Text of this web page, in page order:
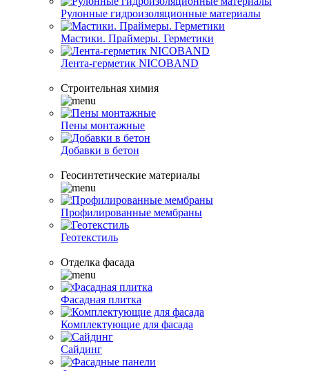
Рулонные гидроизоляционные материалы
Мастики. Праймеры. Герметики
Лента-герметик NICOBAND
Строительная химия
Пены монтажные
Добавки в бетон
Геосинтетические материалы
Профилированные мембраны
Геотекстиль
Отделка фасада
Фасадная плитка
Комплектующие для фасада
Сайдинг